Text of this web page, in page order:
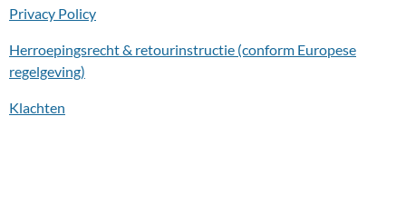
Privacy Policy
Herroepingsrecht & retourinstructie (conform Europese
regelgeving)
Klachten